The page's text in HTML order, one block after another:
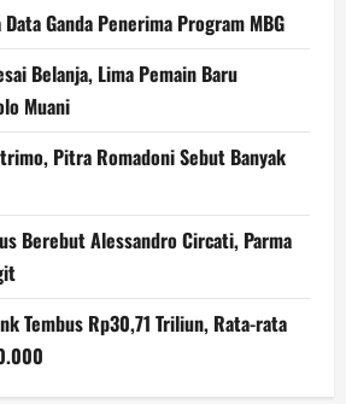
Ganda Penerima Program MBG
Belanja, Lima Pemain Baru
Muani
Pitra Romadoni Sebut Banyak
Berebut Alessandro Circati, Parma
Tembus Rp30,71 Triliun, Rata-rata